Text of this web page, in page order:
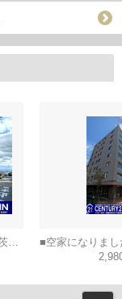
■１００万円値下げしました■茨木市山手台五丁目